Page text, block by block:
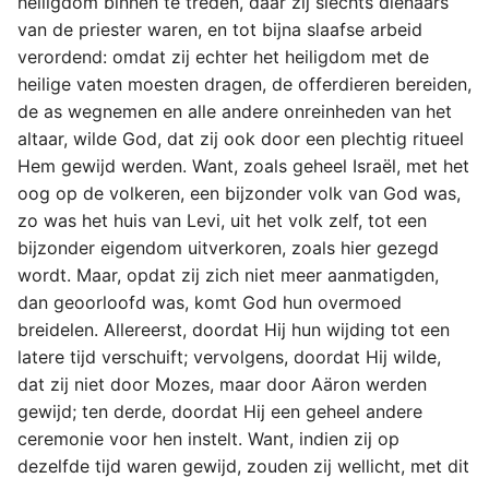
van de priester waren, en tot bijna slaafse arbeid
verordend: omdat zij echter het heiligdom met de
heilige vaten moesten dragen, de offerdieren bereiden,
de as wegnemen en alle andere onreinheden van het
altaar, wilde God, dat zij ook door een plechtig ritueel
Hem gewijd werden. Want, zoals geheel Israël, met het
oog op de volkeren, een bijzonder volk van God was,
zo was het huis van Levi, uit het volk zelf, tot een
bijzonder eigendom uitverkoren, zoals hier gezegd
wordt. Maar, opdat zij zich niet meer aanmatigden,
dan geoorloofd was, komt God hun overmoed
breidelen. Allereerst, doordat Hij hun wijding tot een
latere tijd verschuift; vervolgens, doordat Hij wilde,
dat zij niet door Mozes, maar door Aäron werden
gewijd; ten derde, doordat Hij een geheel andere
ceremonie voor hen instelt. Want, indien zij op
dezelfde tijd waren gewijd, zouden zij wellicht, met dit